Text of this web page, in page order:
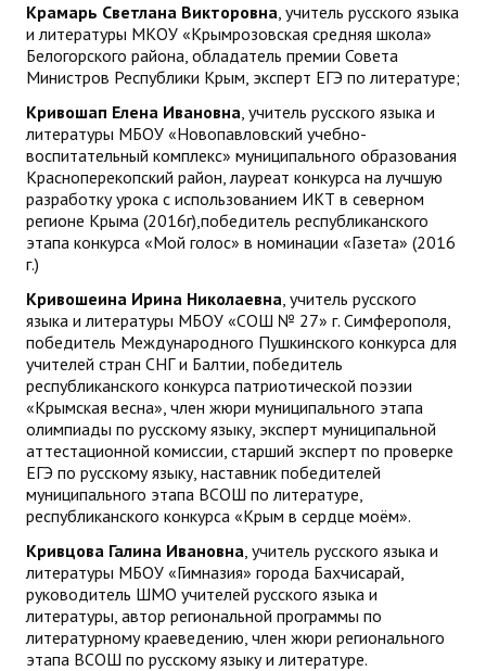
Крамарь Светлана Викторовна, учитель русского языка
и литературы МКОУ «Крымрозовская средняя школа»
Белогорского района, обладатель премии Совета
Министров Республики Крым, эксперт ЕГЭ по литературе;
Кривошап Елена Ивановна, учитель русского языка и
литературы МБОУ «Новопавловский учебно-
воспитательный комплекс» муниципального образования
Красноперекопский район, лауреат конкурса на лучшую
разработку урока с использованием ИКТ в северном
регионе Крыма (2016г),победитель республиканского
этапа конкурса «Мой голос» в номинации «Газета» (2016
г.)
Кривошеина Ирина Николаевна, учитель русского
языка и литературы МБОУ «СОШ № 27» г. Симферополя,
победитель Международного Пушкинского конкурса для
учителей стран СНГ и Балтии, победитель
республиканского конкурса патриотической поэзии
«Крымская весна», член жюри муниципального этапа
олимпиады по русскому языку, эксперт муниципальной
аттестационной комиссии, старший эксперт по проверке
ЕГЭ по русскому языку, наставник победителей
муниципального этапа ВСОШ по литературе,
республиканского конкурса «Крым в сердце моём».
Кривцова Галина Ивановна, учитель русского языка и
литературы МБОУ «Гимназия» города Бахчисарай,
руководитель ШМО учителей русского языка и
литературы, автор региональной программы по
литературному краеведению, член жюри регионального
этапа ВСОШ по русскому языку и литературе.